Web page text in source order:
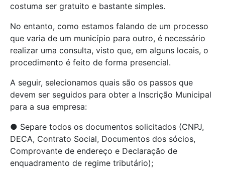
costuma ser gratuito e bastante simples.
No entanto, como estamos falando de um processo
que varia de um município para outro, é necessário
realizar uma consulta, visto que, em alguns locais, o
procedimento é feito de forma presencial.
A seguir, selecionamos quais são os passos que
devem ser seguidos para obter a Inscrição Municipal
para a sua empresa:
● Separe todos os documentos solicitados (CNPJ,
DECA, Contrato Social, Documentos dos sócios,
Comprovante de endereço e Declaração de
enquadramento de regime tributário);